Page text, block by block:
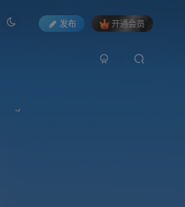
发布 开通会员